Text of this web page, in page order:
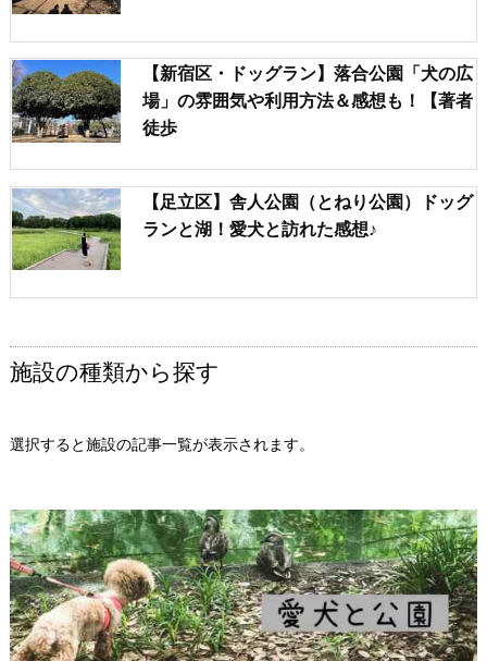
【新宿区・ドッグラン】落合公園「犬の広
場」の雰囲気や利用方法＆感想も！【著者
徒歩
【足立区】舎人公園（とねり公園）ドッグ
ランと湖！愛犬と訪れた感想♪
施設の種類から探す
選択すると施設の記事一覧が表示されます。